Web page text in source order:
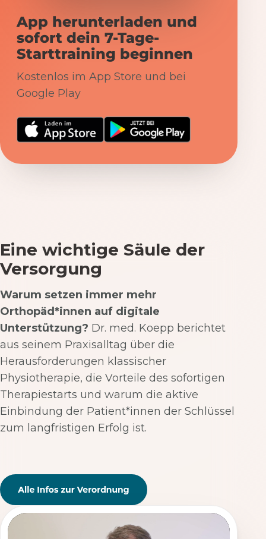
App herunterladen und
sofort dein 7-Tage-
Starttraining beginnen
Kostenlos im App Store und bei
Google Play
Eine wichtige Säule der
Versorgung
Warum setzen immer mehr
Orthopäd*innen auf digitale
Unterstützung? Dr. med. Koepp berichtet
aus seinem Praxisalltag über die
Herausforderungen klassischer
Physiotherapie, die Vorteile des sofortigen
Therapiestarts und warum die aktive
Einbindung der Patient*innen der Schlüssel
zum langfristigen Erfolg ist.